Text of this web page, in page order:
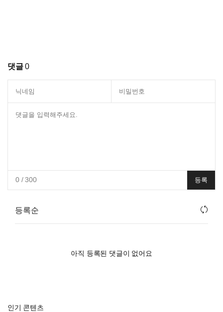
댓글0
0/ 300 등록
등록순
아직 등록된 댓글이 없어요
인기 콘텐츠